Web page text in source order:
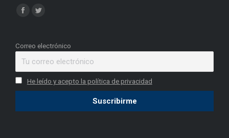
Find us on:
Facebook
opens
window
Twitter
opens
window
Correo electrónico
He leído y acepto la política de privacidad